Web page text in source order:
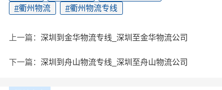
#衢州物流 #衢州物流专线
上一篇： 深圳到金华物流专线_深圳至金华物流公司
下一篇： 深圳到舟山物流专线_深圳至舟山物流公司